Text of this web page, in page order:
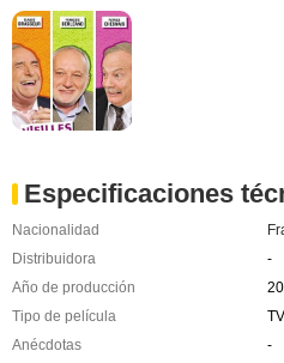
Especificaciones
Nacionalidad
Distribuidora
-
Año de producción
Tipo de película
Anécdotas
-